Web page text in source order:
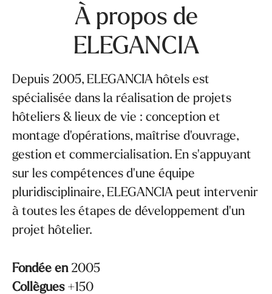
À propos de
ELEGANCIA
Depuis 2005, ELEGANCIA hôtels est
spécialisée dans la réalisation de projets
hôteliers & lieux de vie : conception et
montage d'opérations, maîtrise d'ouvrage,
gestion et commercialisation. En s'appuyant
sur les compétences d'une équipe
pluridisciplinaire, ELEGANCIA peut intervenir
à toutes les étapes de développement d'un
projet hôtelier.
Fondée en 2005
Collègues +150